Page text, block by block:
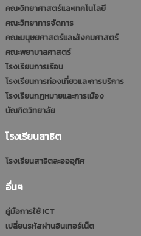
คณะวิทยาศาสตร์และเทคโนโลยี
คณะวิทยาการจัดการ
คณะมนุษยศาสตร์และสังคมศาสตร์
คณะพยาบาลศาสตร์
โรงเรียนการเรือน
โรงเรียนการท่องเที่ยวและการบริการ
โรงเรียนกฎหมายและการเมือง
บัณฑิตวิทยาลัย
โรงเรียนสาธิต
โรงเรียนสาธิตละอออุทิศ
อื่นๆ
คู่มือการใช้ ICT
เปลี่ยนรหัสผ่านอินเทอร์เน็ต